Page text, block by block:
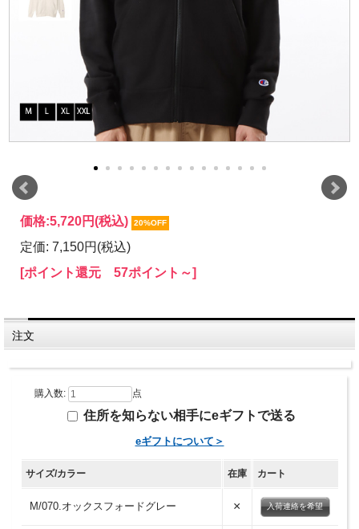
価格:5,720円(税込) 20%OFF
定価: 7,150円(税込)
[ポイント還元 57ポイント～]
注文
購入数: 点
住所を知らない相手にeギフトで送る
eギフトについて＞
サイズ/カラー 在庫 カート
M/070.オックスフォードグレー × 入荷連絡を希望